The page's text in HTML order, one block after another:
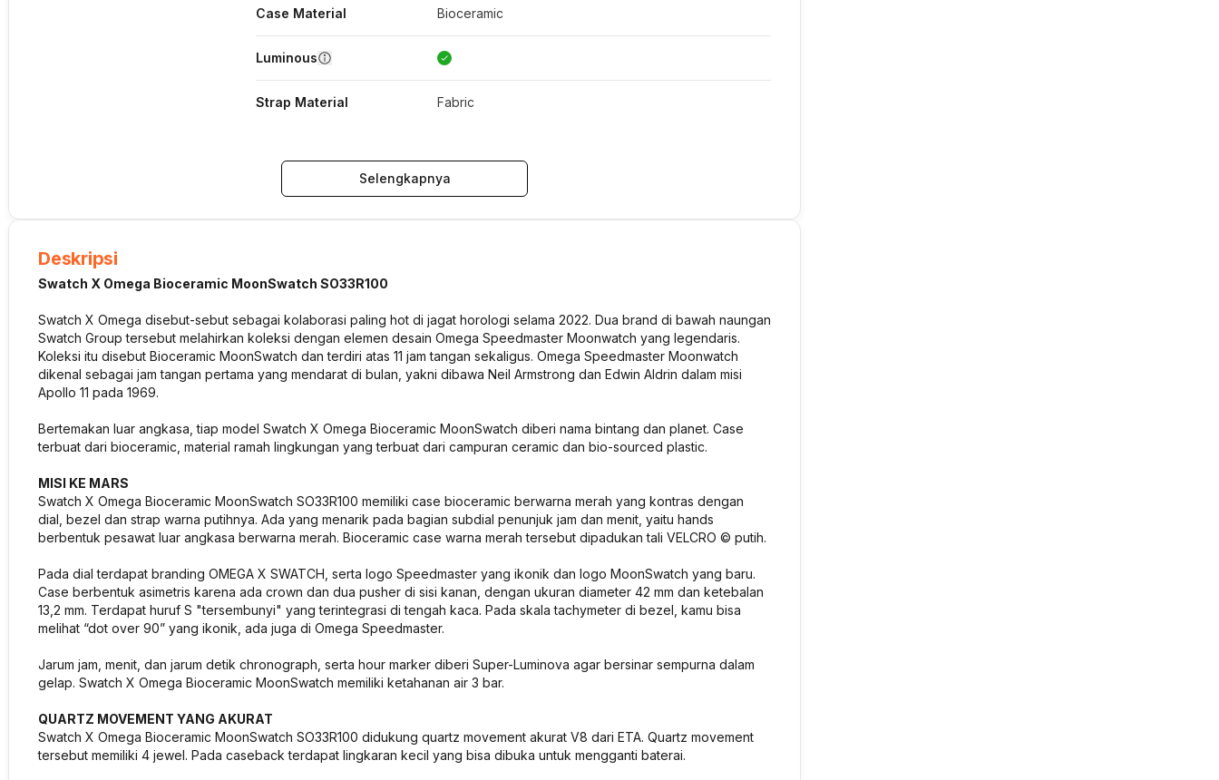
Case Material Bioceramic
Luminous
Strap Material Fabric
Selengkapnya
Deskripsi
Swatch X Omega Bioceramic MoonSwatch SO33R100
Swatch X Omega disebut-sebut sebagai kolaborasi paling hot di jagat horologi selama 2022. Dua brand di bawah naungan
Swatch Group tersebut melahirkan koleksi dengan elemen desain Omega Speedmaster Moonwatch yang legendaris.
Koleksi itu disebut Bioceramic MoonSwatch dan terdiri atas 11 jam tangan sekaligus. Omega Speedmaster Moonwatch
dikenal sebagai jam tangan pertama yang mendarat di bulan, yakni dibawa Neil Armstrong dan Edwin Aldrin dalam misi
Apollo 11 pada 1969.
Bertemakan luar angkasa, tiap model Swatch X Omega Bioceramic MoonSwatch diberi nama bintang dan planet. Case
terbuat dari bioceramic, material ramah lingkungan yang terbuat dari campuran ceramic dan bio-sourced plastic.
MISI KE MARS
Swatch X Omega Bioceramic MoonSwatch SO33R100 memiliki case bioceramic berwarna merah yang kontras dengan
dial, bezel dan strap warna putihnya. Ada yang menarik pada bagian subdial penunjuk jam dan menit, yaitu hands
berbentuk pesawat luar angkasa berwarna merah. Bioceramic case warna merah tersebut dipadukan tali VELCRO © putih.
Pada dial terdapat branding OMEGA X SWATCH, serta logo Speedmaster yang ikonik dan logo MoonSwatch yang baru.
Case berbentuk asimetris karena ada crown dan dua pusher di sisi kanan, dengan ukuran diameter 42 mm dan ketebalan
13,2 mm. Terdapat huruf S "tersembunyi" yang terintegrasi di tengah kaca. Pada skala tachymeter di bezel, kamu bisa
melihat “dot over 90” yang ikonik, ada juga di Omega Speedmaster.
Jarum jam, menit, dan jarum detik chronograph, serta hour marker diberi Super-Luminova agar bersinar sempurna dalam
gelap. Swatch X Omega Bioceramic MoonSwatch memiliki ketahanan air 3 bar.
QUARTZ MOVEMENT YANG AKURAT
Swatch X Omega Bioceramic MoonSwatch SO33R100 didukung quartz movement akurat V8 dari ETA. Quartz movement
tersebut memiliki 4 jewel. Pada caseback terdapat lingkaran kecil yang bisa dibuka untuk mengganti baterai.